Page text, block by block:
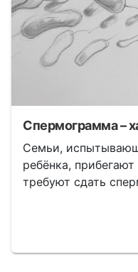
Спермограмма –
Семьи,
ребёнка,
требуют сдать